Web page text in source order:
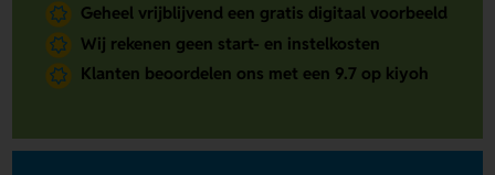
Geheel vrijblijvend een gratis digitaal voorbeeld
Wij rekenen geen start- en instelkosten
Klanten beoordelen ons met een 9.7 op kiyoh